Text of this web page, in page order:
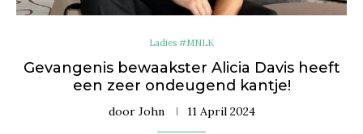
Ladies #MNLK
Gevangenis bewaakster Alicia Davis heeft
een zeer ondeugend kantje!
door John 11 April 2024